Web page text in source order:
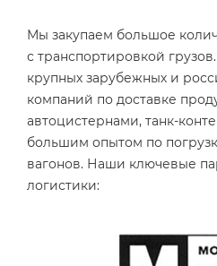
Мы закупаем большое
с транспортировкой
крупных зарубежных и
компаний по доставке
автоцистернами, танк-
большим опытом по
вагонов. Наши ключевые
логистики: